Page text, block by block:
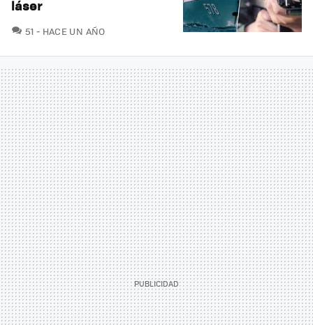
láser
51 COMENTARIOS
HACE UN AÑO